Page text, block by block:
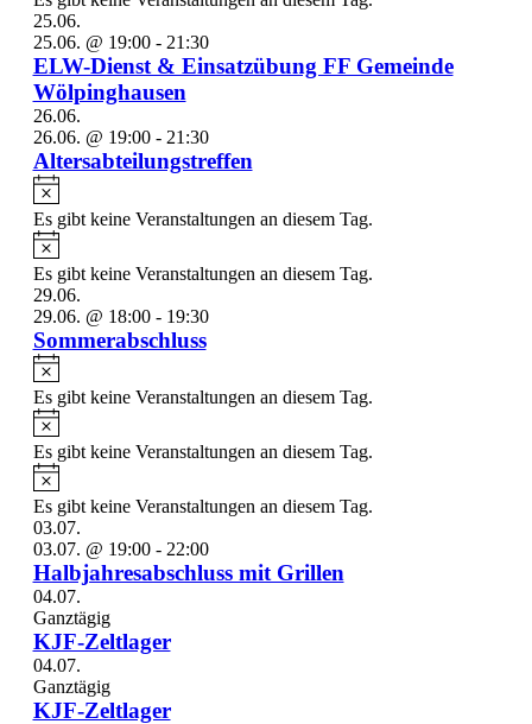
25.06.
25.06. @ 19:00- 21:30
ELW-Dienst & Einsatzübung FF Gemeinde
Wölpinghausen
26.06.
26.06. @ 19:00- 21:30
Altersabteilungstreffen
Hinweis
Es gibt keine Veranstaltungen an diesem Tag.
Hinweis
Es gibt keine Veranstaltungen an diesem Tag.
29.06.
29.06. @ 18:00- 19:30
Sommerabschluss
Hinweis
Es gibt keine Veranstaltungen an diesem Tag.
Hinweis
Es gibt keine Veranstaltungen an diesem Tag.
Hinweis
Es gibt keine Veranstaltungen an diesem Tag.
03.07.
03.07. @ 19:00- 22:00
Halbjahresabschluss mit Grillen
04.07.
Ganztägig
KJF-Zeltlager
04.07.
Ganztägig
KJF-Zeltlager